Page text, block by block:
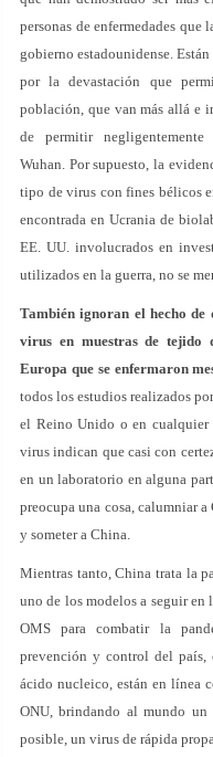
personas de enfermedades
gobierno estadounidense.
por la devastación que
población, que van más allá e
de permitir
Wuhan. Por supuesto, la
tipo de virus con fines bélicos
encontrada en Ucrania de
EE. UU. involucrados en
utilizados en la guerra, no se
También ignoran el hecho de
virus en muestras de tejido
Europa que se enfermaron
todos los estudios realizados
el Reino Unido o en cualquier
virus indican que casi con
en un laboratorio en alguna
preocupa una cosa, calumniar
y someter a China.
Mientras tanto, China trata la
uno de los modelos a seguir
OMS para combatir la
prevención y control del país,
ácido nucleico, están en línea
ONU, brindando al mundo un
posible, un virus de rápida